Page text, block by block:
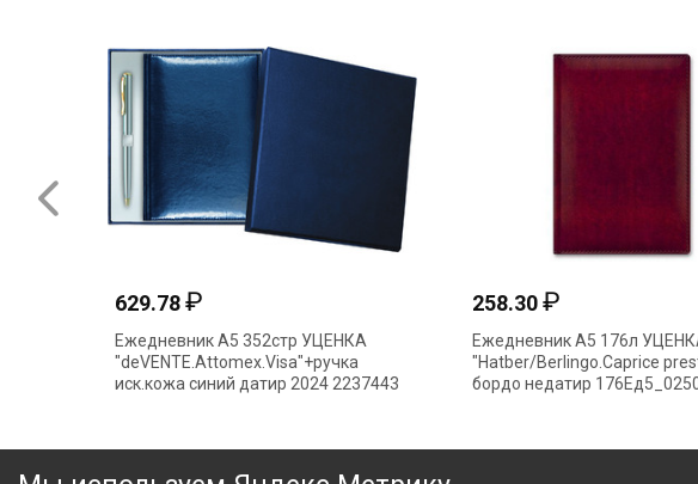
629.78₽
Ежедневник А5 352стр УЦЕНКА
"deVENTE.Attomex.Visa"+ручка
иск.кожа синий датир 2024 2237443
258.30₽
Ежедневник А5 176л
"Hatber/Berlingo.Caprice
бордо недатир